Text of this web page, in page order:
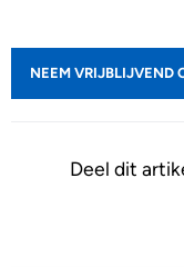
NEEM VRIJBLIJVEND
Deel dit